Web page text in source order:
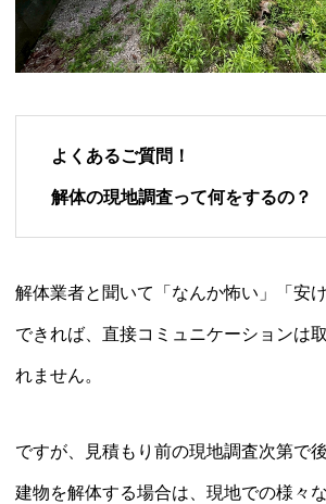
よくあるご質問！
解体の現地調査って何をするの？
解体業者と聞いて「なんか怖い」「安
できれば、直接コミュニケーションは
れません。
ですが、見積もり前の現地調査次第で
建物を解体する場合は、現地での様々